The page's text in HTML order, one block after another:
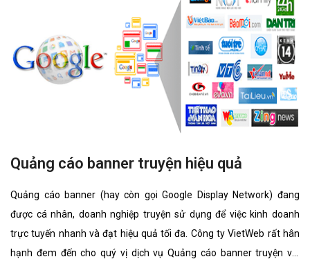
Quảng cáo banner truyện hiệu quả
Quảng cáo banner (hay còn gọi Google Display Network) đang
được cá nhân, doanh nghiệp truyện sử dụng để việc kinh doanh
trực tuyến nhanh và đạt hiệu quả tối đa. Công ty VietWeb rất hân
hạnh đem đến cho quý vị dịch vụ Quảng cáo banner truyện với